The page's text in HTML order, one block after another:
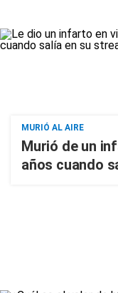
MURIÓ AL AIRE
Murió de un
años cuando